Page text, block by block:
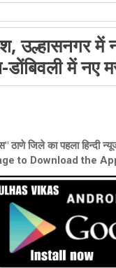
87, अंबरनाथ में नए मरीज 11
में नए
ठाणे जिले का पहला हिन्दी
to Download the